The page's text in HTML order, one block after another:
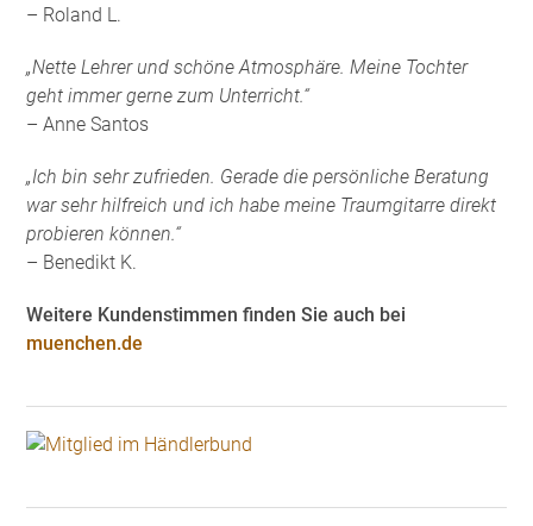
– Roland L.
„Nette Lehrer und schöne Atmosphäre. Meine Tochter
geht immer gerne zum Unterricht.“
– Anne Santos
„Ich bin sehr zufrieden. Gerade die persönliche Beratung
war sehr hilfreich und ich habe meine Traumgitarre direkt
probieren können.“
– Benedikt K.
Weitere Kundenstimmen finden Sie auch bei
muenchen.de